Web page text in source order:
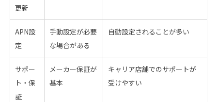
更新
APN設
定
手動設定が必要
な場合がある
自動設定されることが多い
サポー
ト・保
証
メーカー保証が
基本
キャリア店舗でのサポートが
受けやすい